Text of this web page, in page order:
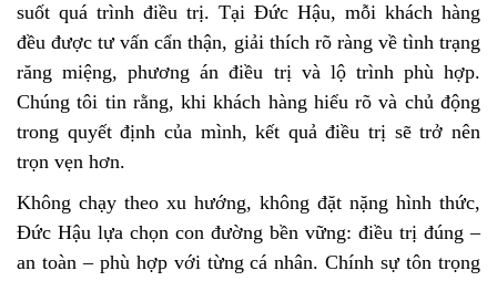
suốt quá trình điều trị. Tại Đức Hậu, mỗi khách hàng
đều được tư vấn cẩn thận, giải thích rõ ràng về tình trạng
răng miệng, phương án điều trị và lộ trình phù hợp.
Chúng tôi tin rằng, khi khách hàng hiểu rõ và chủ động
trong quyết định của mình, kết quả điều trị sẽ trở nên
trọn vẹn hơn.
Không chạy theo xu hướng, không đặt nặng hình thức,
Đức Hậu lựa chọn con đường bền vững: điều trị đúng –
an toàn – phù hợp với từng cá nhân. Chính sự tôn trọng